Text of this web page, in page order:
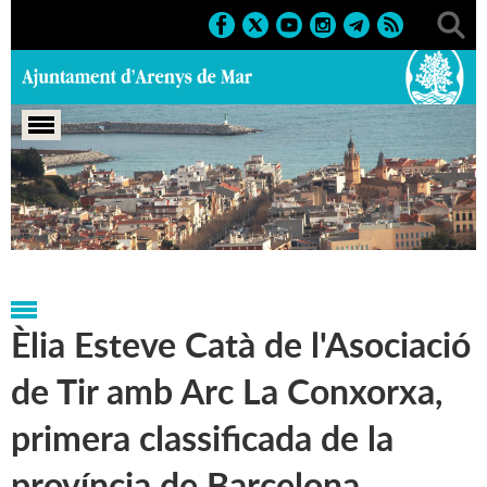
Portada > Notícies > Marcs > Esportius > Reconeixements
esportius
Èlia Esteve Catà de l'Asociació
de Tir amb Arc La Conxorxa,
primera classificada de la